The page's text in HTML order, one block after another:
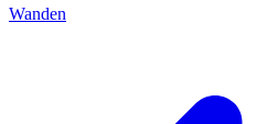
Wanden